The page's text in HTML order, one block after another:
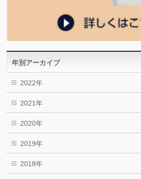
年別アーカイブ
2022年
2021年
2020年
2019年
2018年